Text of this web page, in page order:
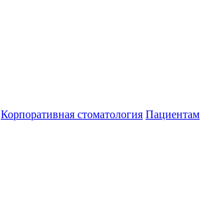
Корпоративная стоматология Пациентам